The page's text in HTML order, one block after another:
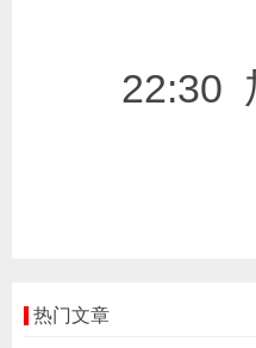
22:30 加
热门文章